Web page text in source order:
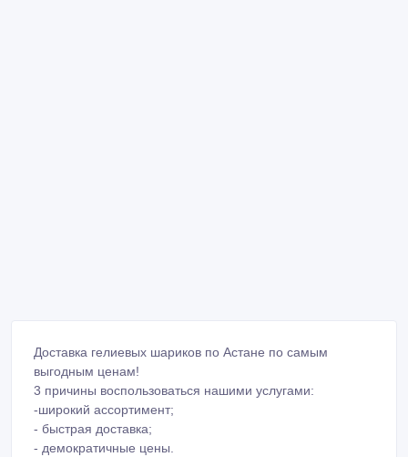
Доставка гелиевых шариков по Астане по самым
выгодным ценам!
3 причины воспользоваться нашими услугами:
-широкий ассортимент;
- быстрая доставка;
- демократичные цены.